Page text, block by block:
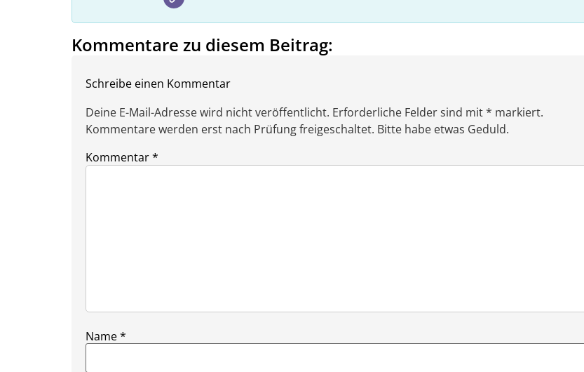
Kommentare zu diesem Beitrag:
Schreibe einen Kommentar
Deine E-Mail-Adresse wird nicht veröffentlicht. Erforderliche Felder sind mit * markiert.
Kommentare werden erst nach Prüfung freigeschaltet. Bitte habe etwas Geduld.
Kommentar*
Name*